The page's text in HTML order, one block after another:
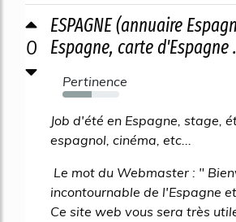
0
ESPAGNE (annuaire
Espagne, carte d'Espagne
Pertinence
51%
Job d'été en Espagne, stage,
espagnol, cinéma, etc...
Le mot du Webmaster : "
incontournable de l'Espagne
Ce site web vous sera très